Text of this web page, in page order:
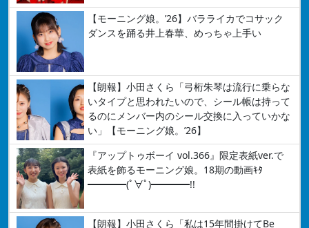
【モーニング娘。’26】バラライカでコサック
ダンスを踊る井上春華、めっちゃ上手い
【朗報】小田さくら「弓桁朱琴は流行に乗らな
いタイプと思われたいので、シール帳は持って
るのにメンバー内のシール交換に入っていかな
い」【モーニング娘。’26】
『アップトゥボーイ vol.366』限定表紙ver.で
表紙を飾るモーニング娘。18期の動画ｷﾀ
━━━━(ﾟ∀ﾟ)━━━━!!
【朗報】小田さくら「私は15年間掛けてBe